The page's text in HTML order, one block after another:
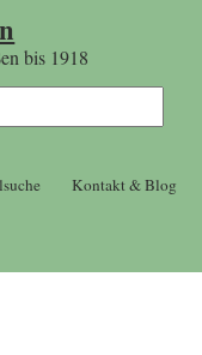
bis 1918
Kontakt & Blog